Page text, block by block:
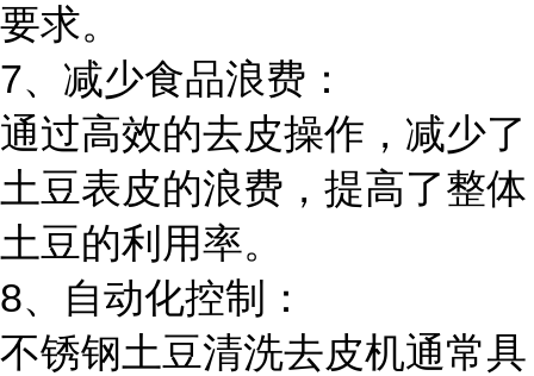
要求。
7、减少食品浪费：
通过高效的去皮操作，减少了
土豆表皮的浪费，提高了整体
土豆的利用率。
8、自动化控制：
不锈钢土豆清洗去皮机通常具